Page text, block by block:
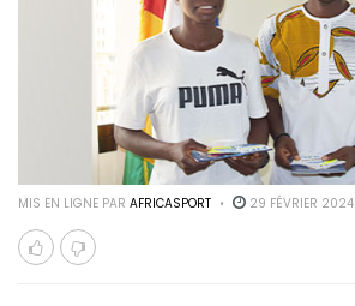
MIS EN LIGNE PAR AFRICASPORT 29 FÉVRIER 2024